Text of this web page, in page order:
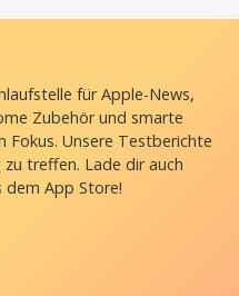
für Apple-News,
Zubehör und smarte
Fokus. Unsere Testberichte
treffen. Lade dir auch
dem App Store!